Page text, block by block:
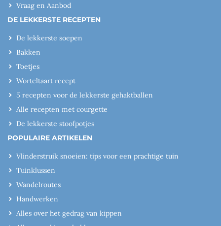
Vraag en Aanbod
DE LEKKERSTE RECEPTEN
De lekkerste soepen
Bakken
Toetjes
Worteltaart recept
5 recepten voor de lekkerste gehaktballen
Alle recepten met courgette
De lekkerste stoofpotjes
POPULAIRE ARTIKELEN
Vlinderstruik snoeien: tips voor een prachtige tuin
Tuinklussen
Wandelroutes
Handwerken
Alles over het gedrag van kippen